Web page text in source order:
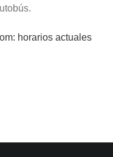
horarios actuales